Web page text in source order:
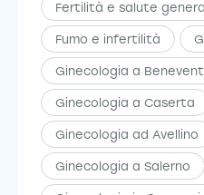
Fertilità e salute
Fumo e infertilità
Ginecologia a
Ginecologia a Caserta
Ginecologia ad Avellino
Ginecologia a Salerno